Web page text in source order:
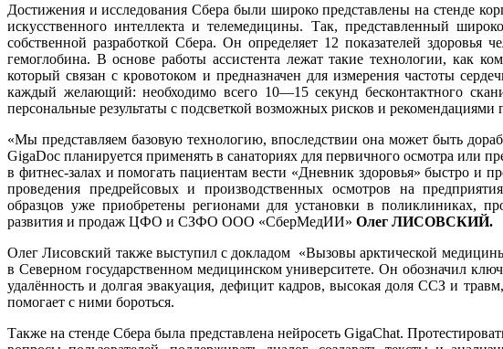
Достижения и исследования Сбера были широко представлены на стенде
искусственного интеллекта и телемедицины. Так, представленный
собственной разработкой Сбера. Он определяет 12 показателей
гемоглобина. В основе работы ассистента лежат такие технологии, как
который связан с кровотоком и предназначен для измерения частоты
каждый желающий: необходимо всего 10—15 секунд бесконтактного
персональные результаты с подсветкой возможных рисков и
«Мы представляем базовую технологию, впоследствии она может быть
GigaDoc планируется применять в санаториях для первичного осмотра или
в фитнес-залах и помогать пациентам вести «Дневник здоровья» быстро и
проведения предрейсовых и производственных осмотров на
образцов уже приобретены регионами для установки в поликлиниках,
развития и продаж ЦФО и СЗФО ООО «СберМедИИ» Олег ЛИСОВСКИЙ.
Олег Лисовский также выступил с докладом «Вызовы арктической
в Северном государственном медицинском университете. Он обозначил
удалённость и долгая эвакуация, дефицит кадров, высокая доля ССЗ и
помогает с ними бороться.
Также на стенде Сбера была представлена нейросеть GigaChat.